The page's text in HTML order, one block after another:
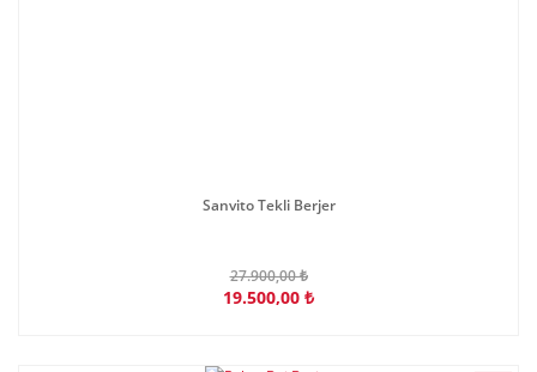
Sanvito Tekli Berjer
27.900,00 ₺
19.500,00 ₺